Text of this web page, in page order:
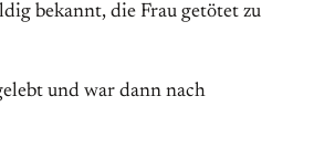
bekannt, die Frau getötet zu
und war dann nach